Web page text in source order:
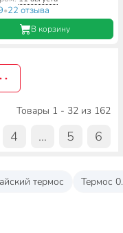
306-800А
•22 отзыва
В корзину
Товары 1 - 32 из 162
4 ... 5 6
термос Термос